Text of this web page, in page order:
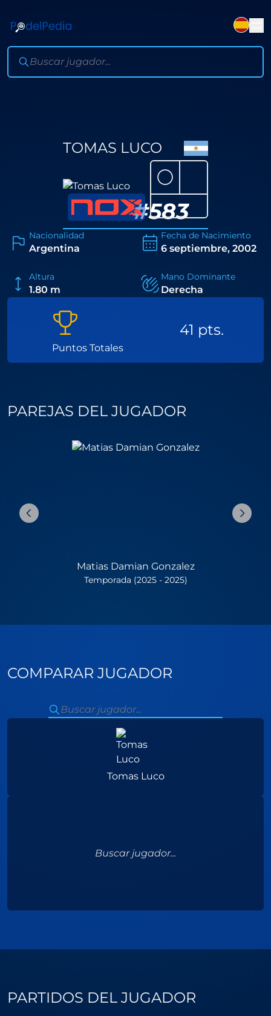
TOMAS LUCO
#583
⚪
Nacionalidad
Argentina
Fecha de Nacimiento
6 septiembre, 2002
Altura
1.80 m
Mano Dominante
Derecha
Puntos Totales
41 pts.
PAREJAS DEL JUGADOR
Matias Damian Gonzalez
Temporada (2025 - 2025)
COMPARAR JUGADOR
Tomas Luco
Buscar jugador...
PARTIDOS DEL JUGADOR